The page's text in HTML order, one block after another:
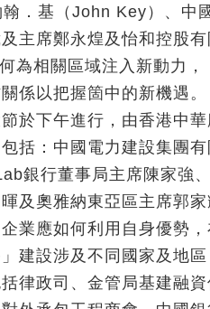
．基（John Key）、中
主席鄭永煌及怡和控股
為相關區域注入新動力，
係以把握箇中的新機遇
於下午進行，由香港中
括：中國電力建設集團有
銀行董事局主席陳家強
及奧雅納東亞區主席郭
業應如何利用自身優勢，
建設涉及不同國家及地
律政司、金管局基建融